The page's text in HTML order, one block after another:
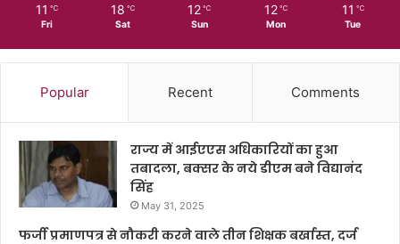
11 ℃
Fri
18 ℃
Sat
12 ℃
Sun
12 ℃
Mon
11 ℃
Tue
Popular Recent Comments
राज्य में आईएएस अधिकारियों का हुआ
तबादला, बक्सर के नये डीएम बने विद्यानंद
सिंह
May 31, 2025
फर्जी प्रमाणपत्र से नौकरी करने वाले तीन शिक्षक बर्खास्त, दर्ज